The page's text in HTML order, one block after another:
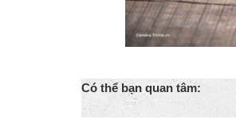
Có thể bạn quan tâm: